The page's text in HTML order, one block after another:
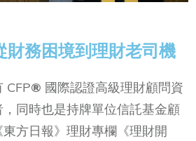
財務困境到理財老司機
CFP® 國際認證高級理財顧問資
同時也是持牌單位信託基金顧
方日報》理財專欄《理財開